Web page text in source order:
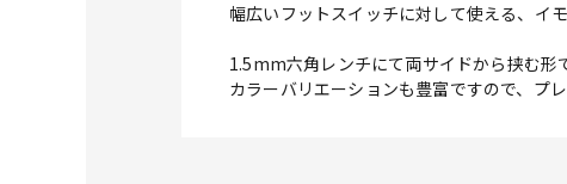
幅広いフットスイッチに対して使える、イ
1.5mm六角レンチにて両サイドから挟む形
カラーバリエーションも豊富ですので、プ